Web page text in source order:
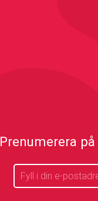
Prenumerera